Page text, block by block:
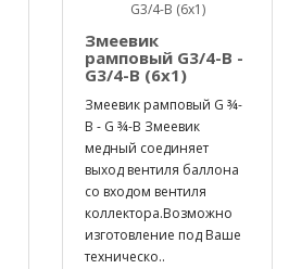
Змеевик
рамповый G3/4-B -
G3/4-B (6х1)
Змеевик рамповый G ¾-
B - G ¾-B Змеевик
медный соединяет
выход вентиля баллона
со входом вентиля
коллектора.Возможно
изготовление под Ваше
техническо..